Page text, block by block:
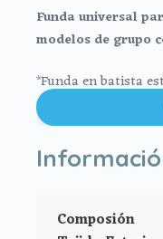
Funda universal
modelos de grupo
*Funda en batista
microfibra hueca
*Ojales para los
mayor confort y
Composión